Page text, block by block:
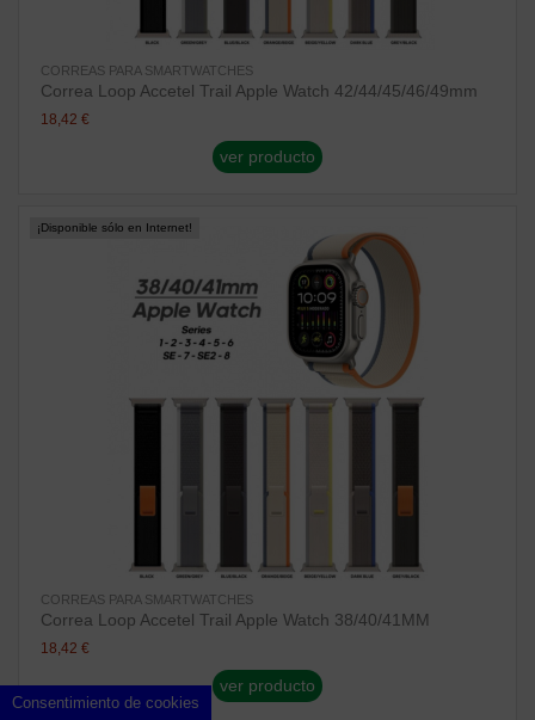
CORREAS PARA SMARTWATCHES
Correa Loop Accetel Trail Apple Watch 42/44/45/46/49mm
18,42 €
ver producto
¡Disponible sólo en Internet!
CORREAS PARA SMARTWATCHES
Correa Loop Accetel Trail Apple Watch 38/40/41MM
18,42 €
ver producto
Consentimiento de cookies